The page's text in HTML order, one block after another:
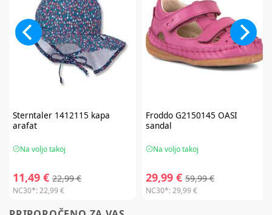
Sterntaler1412115 kapa
arafat
Na voljo takoj
11,49 € 22,99 €
NC30*:22,99 €
FroddoG2150145 OASI
sandal
Na voljo takoj
29,99 € 59,99 €
NC30*:29,99 €